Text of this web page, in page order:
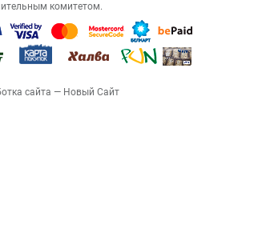
комитетом.
сайта — Новый Сайт